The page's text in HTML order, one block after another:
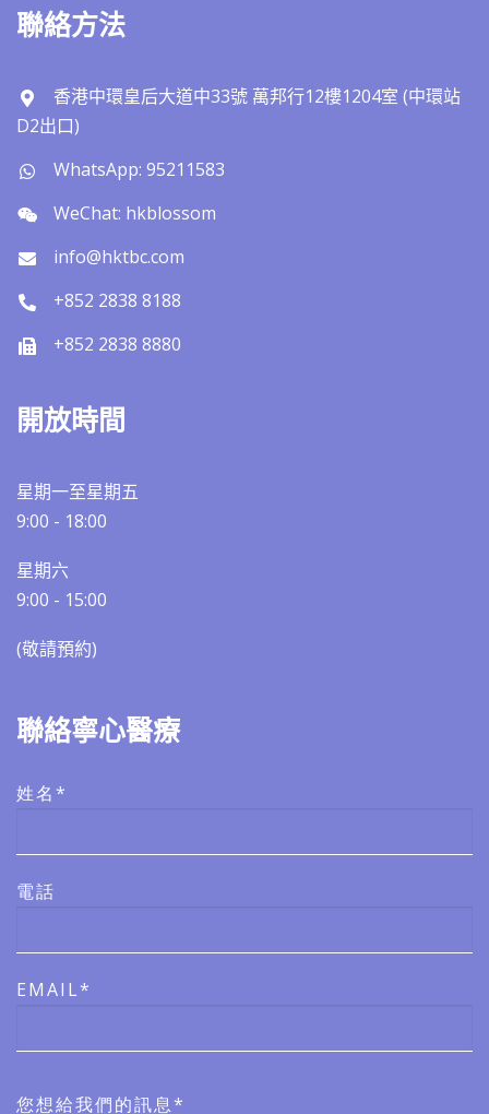
聯絡方法
香港中環皇后大道中33號 萬邦行12樓1204室 (中環站
D2出口)
WhatsApp: 95211583
WeChat: hkblossom
info@hktbc.com
+852 2838 8188
+852 2838 8880
開放時間
星期一至星期五
9:00 - 18:00
星期六
9:00 - 15:00
(敬請預約)​​
聯絡寧心醫療
姓名*
電話
EMAIL*
您想給我們的訊息*